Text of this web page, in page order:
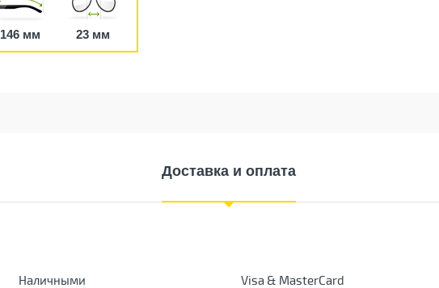
146 мм 23 мм
Доставка и оплата
Наличными
Visa & MasterCard